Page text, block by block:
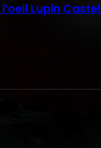
Lupin